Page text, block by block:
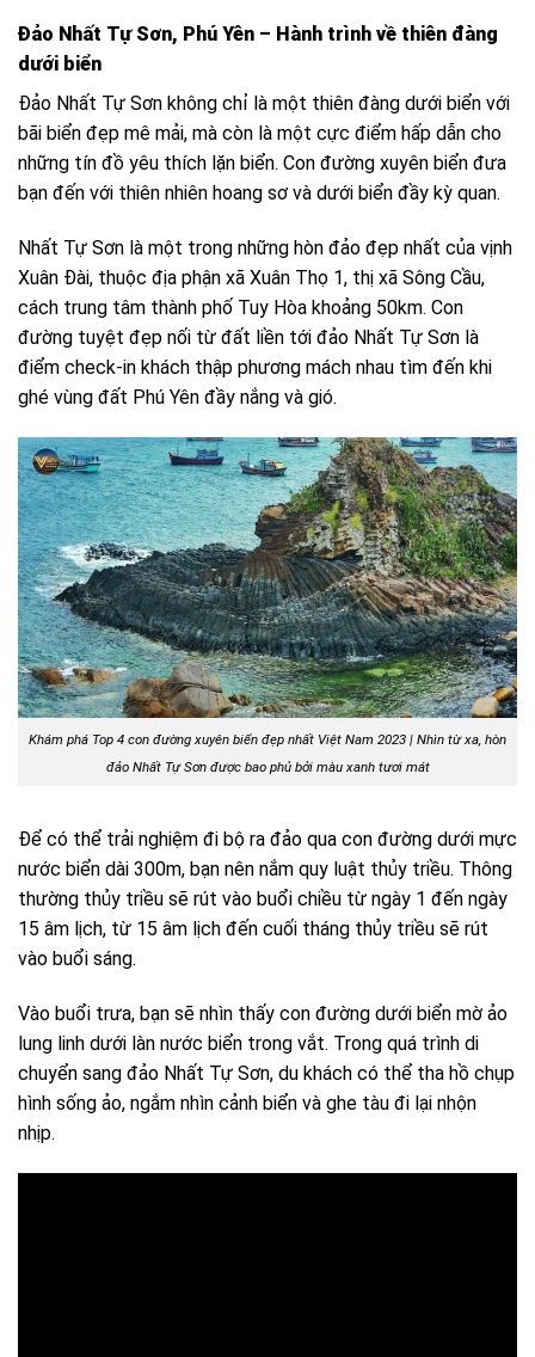
Đảo Nhất Tự Sơn, Phú Yên – Hành trình về thiên đàng
dưới biển
Đảo Nhất Tự Sơn không chỉ là một thiên đàng dưới biển với
bãi biển đẹp mê mải, mà còn là một cực điểm hấp dẫn cho
những tín đồ yêu thích lặn biển. Con đường xuyên biển đưa
bạn đến với thiên nhiên hoang sơ và dưới biển đầy kỳ quan.
Nhất Tự Sơn là một trong những hòn đảo đẹp nhất của vịnh
Xuân Đài, thuộc địa phận xã Xuân Thọ 1, thị xã Sông Cầu,
cách trung tâm thành phố Tuy Hòa khoảng 50km. Con
đường tuyệt đẹp nối từ đất liền tới đảo Nhất Tự Sơn là
điểm check-in khách thập phương mách nhau tìm đến khi
ghé vùng đất Phú Yên đầy nắng và gió.
Khám phá Top 4 con đường xuyên biển đẹp nhất Việt Nam 2023 | Nhìn từ xa, hòn
đảo Nhất Tự Sơn được bao phủ bởi màu xanh tươi mát
Để có thể trải nghiệm đi bộ ra đảo qua con đường dưới mực
nước biển dài 300m, bạn nên nắm quy luật thủy triều. Thông
thường thủy triều sẽ rút vào buổi chiều từ ngày 1 đến ngày
15 âm lịch, từ 15 âm lịch đến cuối tháng thủy triều sẽ rút
vào buổi sáng.
Vào buổi trưa, bạn sẽ nhìn thấy con đường dưới biển mờ ảo
lung linh dưới làn nước biển trong vắt. Trong quá trình di
chuyển sang đảo Nhất Tự Sơn, du khách có thể tha hồ chụp
hình sống ảo, ngắm nhìn cảnh biển và ghe tàu đi lại nhộn
nhịp.